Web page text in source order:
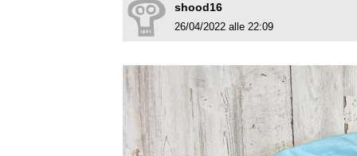
shood16
26/04/2022 alle 22:09